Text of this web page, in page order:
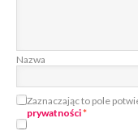
Nazwa
Zaznaczając to pole
prywatności*